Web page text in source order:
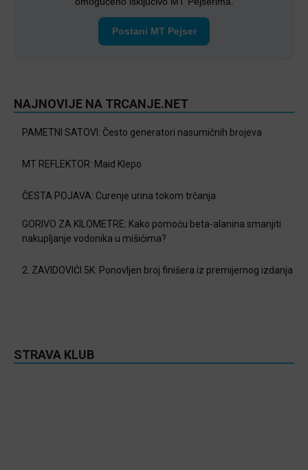
Postani MT Pejser
NAJNOVIJE NA TRCANJE.NET
PAMETNI SATOVI: Često generatori nasumičnih brojeva
MT REFLEKTOR: Maid Klepo
ČESTA POJAVA: Curenje urina tokom trčanja
GORIVO ZA KILOMETRE: Kako pomoću beta-alanina smanjiti
nakupljanje vodonika u mišićima?
2. ZAVIDOVIĆI 5K: Ponovljen broj finišera iz premijernog izdanja
STRAVA KLUB